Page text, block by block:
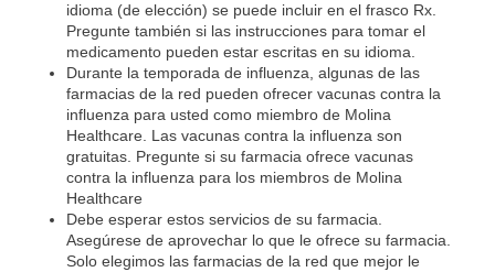
idioma (de elección) se puede incluir en el frasco Rx.
Pregunte también si las instrucciones para tomar el
medicamento pueden estar escritas en su idioma.
Durante la temporada de influenza, algunas de las
farmacias de la red pueden ofrecer vacunas contra la
influenza para usted como miembro de Molina
Healthcare. Las vacunas contra la influenza son
gratuitas. Pregunte si su farmacia ofrece vacunas
contra la influenza para los miembros de Molina
Healthcare
Debe esperar estos servicios de su farmacia.
Asegúrese de aprovechar lo que le ofrece su farmacia.
Solo elegimos las farmacias de la red que mejor le